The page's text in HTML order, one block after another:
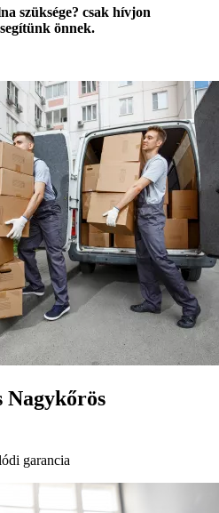
szüksége? csak hívjon
önnek.
Nagykőrös
garancia